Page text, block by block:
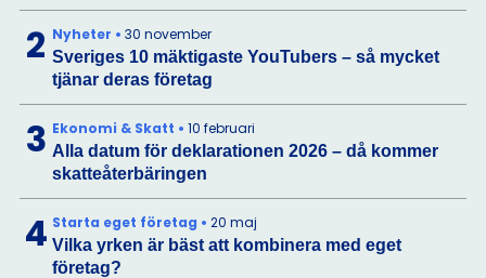
2 Nyheter • 30 november
Sveriges 10 mäktigaste YouTubers – så mycket
tjänar deras företag
3 Ekonomi & Skatt • 10 februari
Alla datum för deklarationen 2026 – då kommer
skatteåterbäringen
4 Starta eget företag • 20 maj
Vilka yrken är bäst att kombinera med eget
företag?